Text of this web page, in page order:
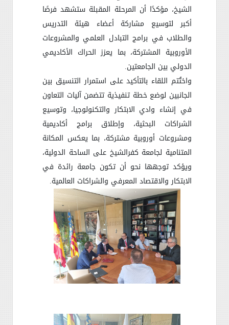
الشيخ، مؤكدًا أن المرحلة المقبلة ستشهد فرصًا
أكبر لتوسيع مشاركة أعضاء هيئة التدريس
والطلاب في برامج التبادل العلمي والمشروعات
الأوروبية المشتركة، بما يعزز الحراك الأكاديمي
الدولي بين الجامعتين.
واختُتم اللقاء بالتأكيد على استمرار التنسيق بين
الجانبين لوضع خطة تنفيذية تتضمن آليات التعاون
في إنشاء وادي الابتكار والتكنولوجيا، وتوسيع
الشراكات البحثية، وإطلاق برامج أكاديمية
ومشروعات أوروبية مشتركة، بما يعكس المكانة
المتنامية لجامعة كفرالشيخ على الساحة الدولية،
ويؤكد توجهها نحو أن تكون جامعة رائدة في
الابتكار والاقتصاد المعرفي والشراكات العالمية.